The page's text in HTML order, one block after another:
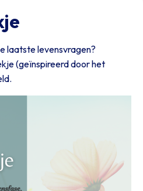
laatste levensvragen?
(geïnspireerd door het